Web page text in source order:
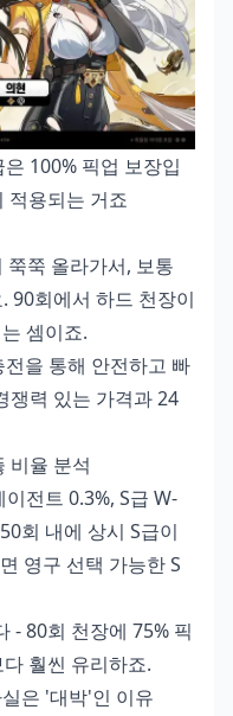
100% 픽업 보장입
적용되는 거죠
쭉 올라가서, 보통
90회에서 하드 천장이
셈이죠.
을 통해 안전하고 빠
쟁력 있는 가격과 24
비율 분석
전트 0.3%, S급 W-
회 내에 상시 S급이
영구 선택 가능한 S
- 80회 천장에 75% 픽
훨씬 유리하죠.
은 '대박'인 이유